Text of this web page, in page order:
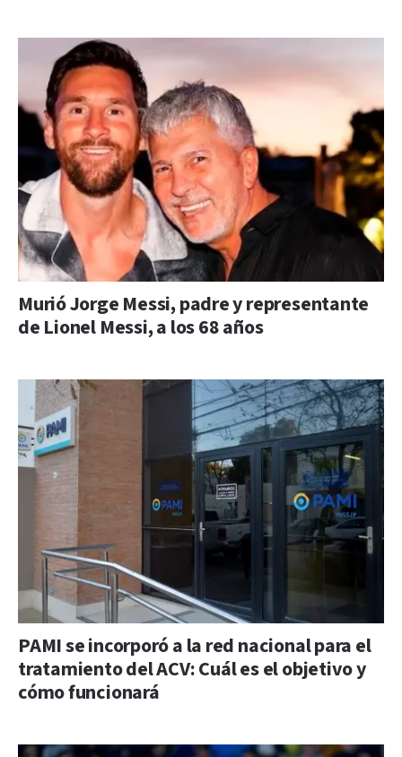
Murió Jorge Messi, padre y representante
de Lionel Messi, a los 68 años
PAMI se incorporó a la red nacional para el
tratamiento del ACV: Cuál es el objetivo y
cómo funcionará